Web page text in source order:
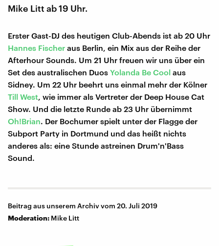
Mike Litt ab 19 Uhr.
Erster Gast-DJ des heutigen Club-Abends ist ab 20 Uhr
Hannes Fischer aus Berlin, ein Mix aus der Reihe der
Afterhour Sounds. Um 21 Uhr freuen wir uns über ein
Set des australischen Duos Yolanda Be Cool aus
Sidney. Um 22 Uhr beehrt uns einmal mehr der Kölner
Till West, wie immer als Vertreter der Deep House Cat
Show. Und die letzte Runde ab 23 Uhr übernimmt
Oh!Brian. Der Bochumer spielt unter der Flagge der
Subport Party in Dortmund und das heißt nichts
anderes als: eine Stunde astreinen Drum'n'Bass
Sound.
Beitrag aus unserem Archiv vom 20. Juli 2019
Moderation: Mike Litt